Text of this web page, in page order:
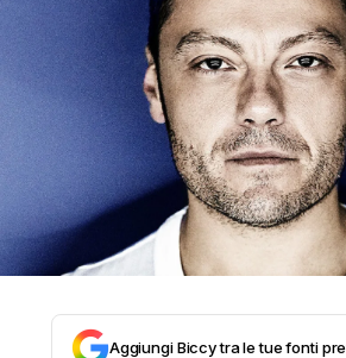
Aggiungi Biccy tra le tue fonti